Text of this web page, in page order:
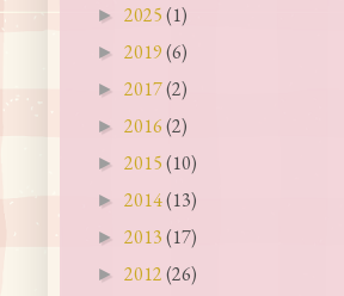
► 2025(1)
► 2019(6)
► 2017(2)
► 2016(2)
► 2015(10)
► 2014(13)
► 2013(17)
► 2012(26)